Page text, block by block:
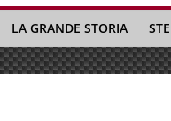
LA GRANDE STORIA